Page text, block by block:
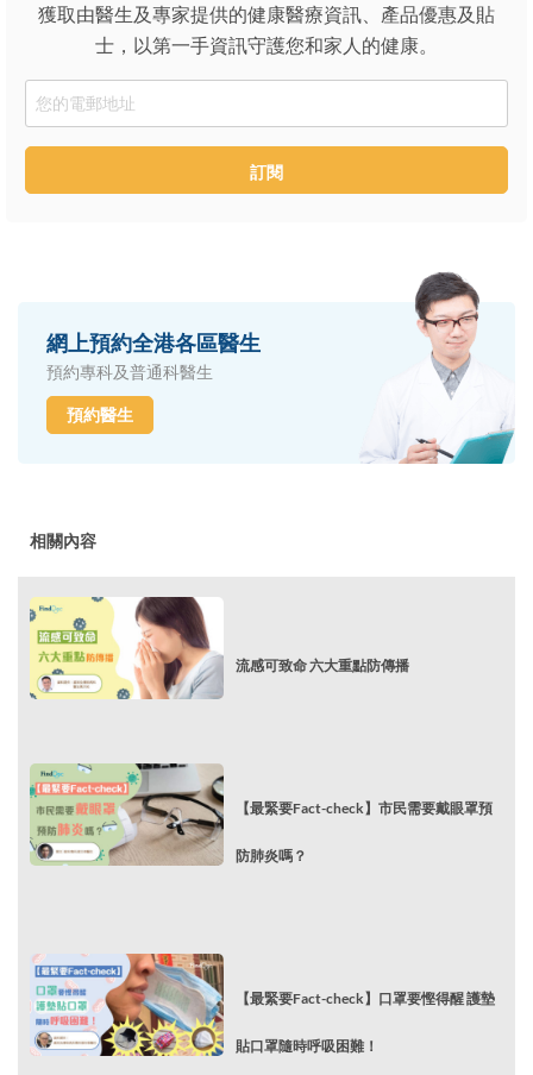
獲取由醫生及專家提供的健康醫療資訊、產品優惠及貼
士，以第一手資訊守護您和家人的健康。
Email
訂閱
網上預約全港各區醫生
預約專科及普通科醫生
預約醫生
相關內容
流感可致命 六大重點防傳播
【最緊要Fact-check】市民需要戴眼罩預
防肺炎嗎？
【最緊要Fact-check】口罩要慳得醒 護墊
貼口罩隨時呼吸困難！